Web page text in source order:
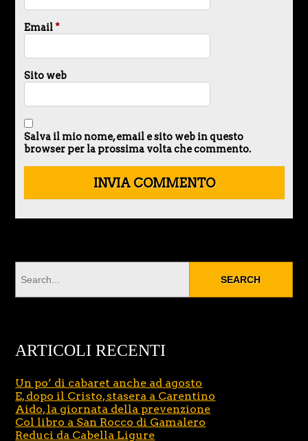
Email*
Sito web
Salva il mio nome, email e sito web in questo
browser per la prossima volta che commento.
ARTICOLI RECENTI
Un po’ di cabaret anche ad agosto
E, dopo il Cristo, stasera a Carentino
Aido, la giornata della prevenzione
Col libro a San Rocco di Gamalero
Reduci da Cabella Ligure